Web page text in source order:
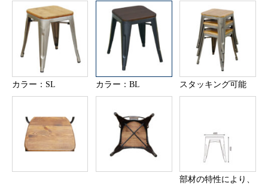
カラー：SL カラー：BL スタッキング可能
部材の特性により、